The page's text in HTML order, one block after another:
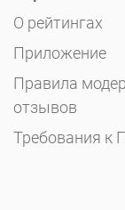
О рейтингах
Приложение
Правила
отзывов
Требования к